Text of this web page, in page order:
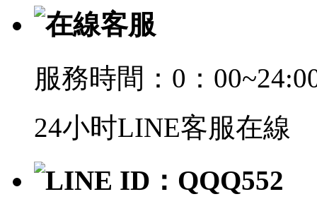
在線客服
服務時間：0：
24小时LINE客服在線
LINE ID：QQQ552